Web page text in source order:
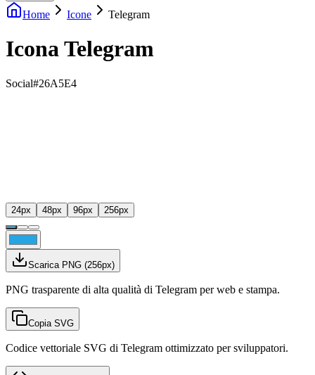
Home Icone Telegram
Icona Telegram
Social#26A5E4
24px 48px 96px 256px
Scarica PNG (256px)
PNG trasparente di alta qualità di Telegram per web e stampa.
Copia SVG
Codice vettoriale SVG di Telegram ottimizzato per sviluppatori.